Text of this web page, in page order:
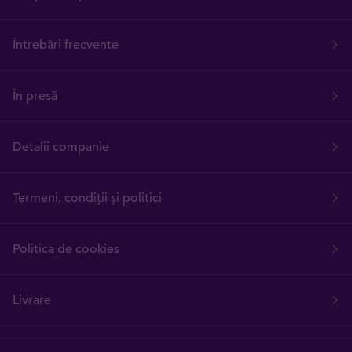
Întrebări frecvente
În presă
Detalii companie
Termeni, condiții și politici
Politica de cookies
Livrare